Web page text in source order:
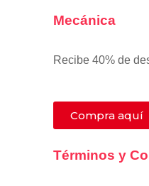
Mecánica
Recibe 40% de
Compra aquí
Términos y